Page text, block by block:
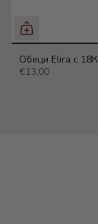
Обеци Elira с
€13,00